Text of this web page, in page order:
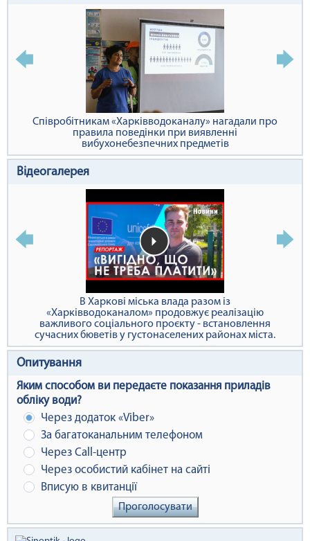
Співробітникам «Харківводоканалу» нагадали про
правила поведінки при виявленні
вибухонебезпечних предметів
Відеогалерея
В Харкові міська влада разом із
«Харківводоканалом» продовжує реалізацію
важливого соціального проєкту - встановлення
сучасних бюветів у густонаселених районах міста.
Опитування
Яким способом ви передаєте показання приладів
обліку води?
Через додаток «Viber»
За багатоканальним телефоном
Через Сall-центр
Через особистий кабінет на сайті
Вписую в квитанції
Проголосувати